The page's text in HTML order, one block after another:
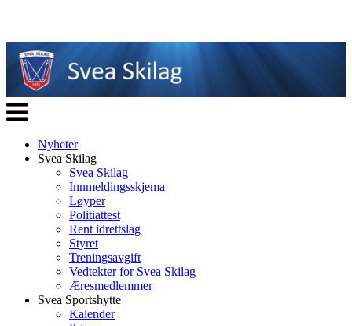
Veksle
navigasjon
Nyheter
Svea Skilag
Svea Skilag
Innmeldingsskjema
Løyper
Politiattest
Rent idrettslag
Styret
Treningsavgift
Vedtekter for Svea Skilag
Æresmedlemmer
Svea Sportshytte
Kalender